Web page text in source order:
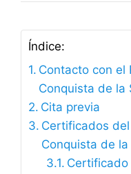
Índice:
Contacto con el
Conquista de la
Cita previa
Certificados
Conquista de la